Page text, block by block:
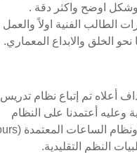
اوضح واكثر دقة .
الطالب الفنية اولاً
نحو الخلق والابداع المعماري.
أعلاه تم إتباع نظام تدريس
وعليه أعتمدنا على النظام
النظم التقليدية.